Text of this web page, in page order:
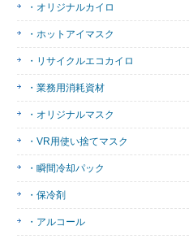
・オリジナルカイロ
・ホットアイマスク
・リサイクルエコカイロ
・業務用消耗資材
・オリジナルマスク
・VR用使い捨てマスク
・瞬間冷却パック
・保冷剤
・アルコール